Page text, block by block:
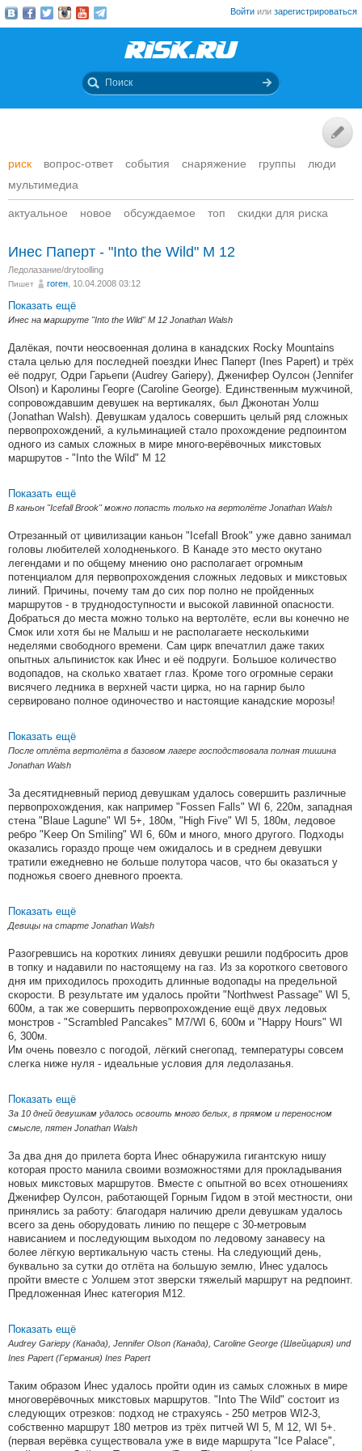
Войти или зарегистрироваться
риск вопрос-ответ события снаряжение группы
люди
мультимедиа
актуальное новое обсуждаемое топ скидки для риска
Инес Паперт - "Into the Wild" M 12
Ледолазание/drytoolling
Пишет гоген , 10.04.2008 03:12
Показать ещё
Инес на маршруте "Into the Wild" M 12 Jonathan Walsh
Далёкая, почти неосвоенная долина в канадских Rocky Mountains
стала целью для последней поездки Инес Паперт (Ines Papert) и трёх
её подруг, Одри Гарьепи (Audrey Gariepy), Дженифер Оулсон (Jennifer
Olson) и Каролины Георге (Caroline George). Единственным мужчиной,
сопровождавшим девушек на вертикалях, был Джонотан Уолш
(Jonathan Walsh). Девушкам удалось совершить целый ряд сложных
первопрохождений, а кульминацией стало прохождение редпоинтом
одного из самых сложных в мире много-верёвочных микстовых
маршрутов - "Into the Wild" M 12
Показать ещё
В каньон "Icefall Brook" можно попасть только на вертолёте Jonathan Walsh
Отрезанный от цивилизации каньон "Icefall Brook" уже давно занимал
головы любителей холодненького. В Канаде это место окутано
легендами и по общему мнению оно располагает огромным
потенциалом для первопрохождения сложных ледовых и микстовых
линий. Причины, почему там до сих пор полно не пройденных
маршрутов - в труднодоступности и высокой лавинной опасности.
Добраться до места можно только на вертолёте, если вы конечно не
Смок или хотя бы не Малыш и не располагаете несколькими
неделями свободного времени. Сам цирк впечатлил даже таких
опытных альпинисток как Инес и её подруги. Большое количество
водопадов, на сколько хватает глаз. Кроме того огромные сераки
висячего ледника в верхней части цирка, но на гарнир было
сервировано полное одиночество и настоящие канадские морозы!
Показать ещё
После отлёта вертолёта в базовом лагере господствовала полная тишина
Jonathan Walsh
За десятидневный период девушкам удалось совершить различные
первопрохождения, как например "Fossen Falls" WI 6, 220м, западная
стена "Blaue Lagune" WI 5+, 180м, "High Five" WI 5, 180м, ледовое
ребро "Keep On Smiling" WI 6, 60м и много, много другого. Подходы
оказались гораздо проще чем ожидалось и в среднем девушки
тратили ежедневно не больше полутора часов, что бы оказаться у
подножья своего дневного проекта.
Показать ещё
Девицы на старте Jonathan Walsh
Разогревшись на коротких линиях девушки решили подбросить дров
в топку и надавили по настоящему на газ. Из за короткого светового
дня им приходилось проходить длинные водопады на предельной
скорости. В результате им удалось пройти "Northwest Passage" WI 5,
600м, а так же совершить первопрохождение ещё двух ледовых
монстров - "Scrambled Pancakes" M7/WI 6, 600м и "Happy Hours" WI
6, 300м.
Им очень повезло с погодой, лёгкий снегопад, температуры совсем
слегка ниже нуля - идеальные условия для ледолазанья.
Показать ещё
За 10 дней девушкам удалось освоить много белых, в прямом и переносном
смысле, пятен Jonathan Walsh
За два дня до прилета борта Инес обнаружила гигантскую нишу
которая просто манила своими возможностями для прокладывания
новых микстовых маршрутов. Вместе с опытной во всех отношениях
Дженифер Оулсон, работающей Горным Гидом в этой местности, они
принялись за работу: благодаря наличию дрели девушкам удалось
всего за день оборудовать линию по пещере с 30-метровым
нависанием и последующим выходом по ледовому занавесу на
более лёгкую вертикальную часть стены. На следующий день,
буквально за сутки до отлёта на большую землю, Инес удалось
пройти вместе с Уолшем этот зверски тяжелый маршрут на редпоинт.
Предложенная Инес категория М12.
Показать ещё
Audrey Gariepy (Канада), Jennifer Olson (Канада), Caroline George (Швейцария) und
Ines Papert (Германия) Ines Papert
Таким образом Инес удалось пройти один из самых сложных в мире
многоверёвочных микстовых маршрутов. "Into The Wild" состоит из
следующих отрезков: подход не страхуясь - 250 метров WI2-3,
собственно маршрут 180 метров из трёх питчей WI 5, M 12, WI 5+.
(первая верёвка существовала уже в виде маршрута "Ice Palace",